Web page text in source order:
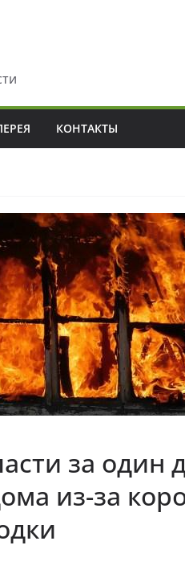
КОНТАКТЫ
за один
из-за